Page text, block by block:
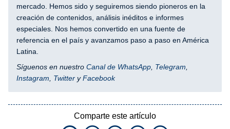
mercado. Hemos sido y seguiremos siendo pioneros en la
creación de contenidos, análisis inéditos e informes
especiales. Nos hemos convertido en una fuente de
referencia en el país y avanzamos paso a paso en América
Latina.
Síguenos en nuestro Canal de WhatsApp, Telegram,
Instagram, Twitter yFacebook
Comparte este artículo